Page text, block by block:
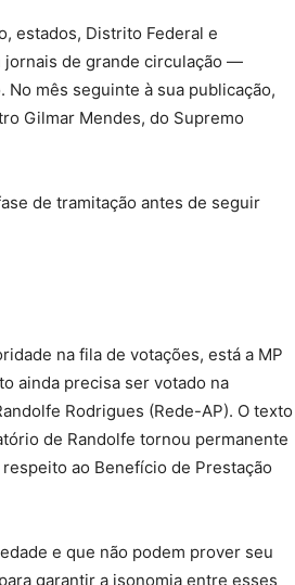
estados, Distrito Federal e
jornais de grande circulação —
mês seguinte à sua publicação,
Gilmar Mendes, do Supremo
de tramitação antes de seguir
na fila de votações, está a MP
ainda precisa ser votado na
Rodrigues (Rede-AP). O texto
de Randolfe tornou permanente
ao Benefício de Prestação
e que não podem prover seu
garantir a isonomia entre esses